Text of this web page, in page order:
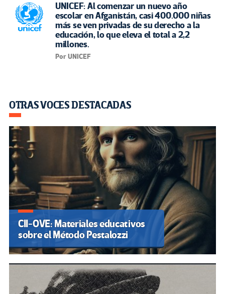
UNICEF: Al comenzar un nuevo año
escolar en Afganistán, casi 400.000 niñas
más se ven privadas de su derecho a la
educación, lo que eleva el total a 2,2
millones.
Por UNICEF
OTRAS VOCES DESTACADAS
CII-OVE: Materiales educativos
sobre el Método Pestalozzi